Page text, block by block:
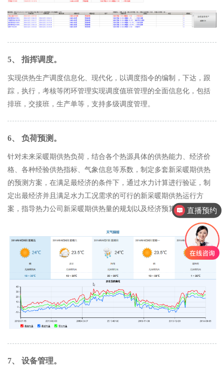
5、 指挥调度。
实现供热生产调度信息化、现代化，以调度指令的编制，下达，跟
踪，执行，考核等闭环管理实现调度值班管理的全面信息化，包括
排班，交接班，生产单等，支持多级调度管理。
6、 负荷预测。
针对未来采暖期供热负荷，结合各个热源具体的供热能力、经济价
格、各种经验供热指标、气象信息等系数，制定多套新采暖期供热
的预测方案，在满足最经济的条件下，通过水力计算进行验证，制
定出最经济并且满足水力工况需求的可行的新采暖期供热运行方
案，指导热力公司新采暖期供热量的规划以及经济预算。
7、 设备管理。
直播预约
产品售后服务